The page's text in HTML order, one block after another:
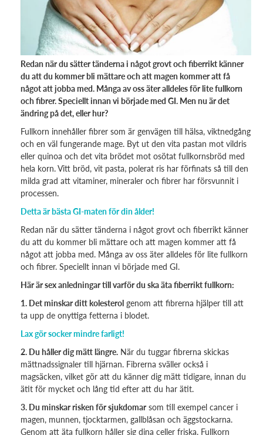
Redan när du sätter tänderna i något grovt och fiberrikt känner
du att du kommer bli mättare och att magen kommer att få
något att jobba med. Många av oss äter alldeles för lite fullkorn
och fibrer. Speciellt innan vi började med GI. Men nu är det
ändring på det, eller hur?
Fullkorn innehåller fibrer som är genvägen till hälsa, viktnedgång
och en väl fungerande mage. Byt ut den vita pastan mot vildris
eller quinoa och det vita brödet mot osötat fullkornsbröd med
hela korn. Vitt bröd, vit pasta, polerat ris har förfinats så till den
milda grad att vitaminer, mineraler och fibrer har försvunnit i
processen.
Detta är bästa GI-maten för din ålder!
Redan när du sätter tänderna i något grovt och fiberrikt känner
du att du kommer bli mättare och att magen kommer att få
något att jobba med. Många av oss äter alldeles för lite fullkorn
och fibrer. Speciellt innan vi började med GI.
Här är sex anledningar till varför du ska äta fiberrikt fullkorn:
1. Det minskar ditt kolesterol genom att fibrerna hjälper till att
ta upp de onyttiga fetterna i blodet.
Lax gör socker mindre farligt!
2. Du håller dig mätt längre. När du tuggar fibrerna skickas
mättnadssignaler till hjärnan. Fibrerna sväller också i
magsäcken, vilket gör att du känner dig mätt tidigare, innan du
ätit för mycket och lång tid efter att du har ätit.
3. Du minskar risken för sjukdomar som till exempel cancer i
magen, munnen, tjocktarmen, gallblåsan och äggstockarna.
Genom att äta fullkorn håller sig dina celler friska. Fullkorn